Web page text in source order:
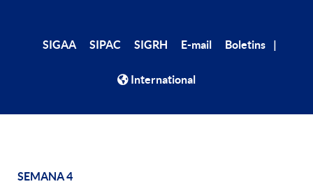
SIGAA SIPAC SIGRH E-mail Boletins
International
SEMANA 4